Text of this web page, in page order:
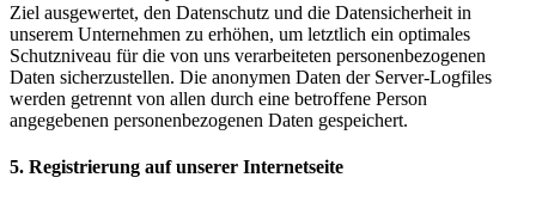
Ziel ausgewertet, den Datenschutz und die Datensicherheit in
unserem Unternehmen zu erhöhen, um letztlich ein optimales
Schutzniveau für die von uns verarbeiteten personenbezogenen
Daten sicherzustellen. Die anonymen Daten der Server-Logfiles
werden getrennt von allen durch eine betroffene Person
angegebenen personenbezogenen Daten gespeichert.
5. Registrierung auf unserer Internetseite